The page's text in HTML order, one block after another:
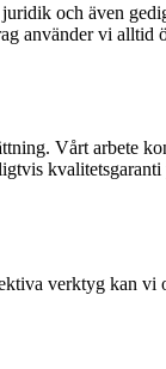
och även
använder vi alltid
Vårt arbete
verktyg kan vi